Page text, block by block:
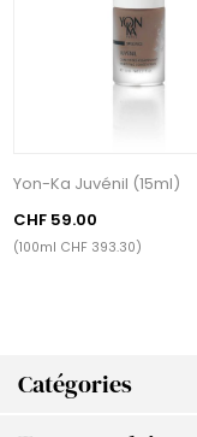
Catégories
Yon-Ka Juvénil (15ml)
CHF 59.00
(100ml CHF 393.30)